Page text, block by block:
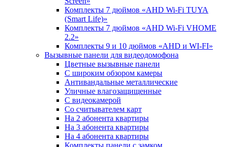
Комплекты 7 дюймов «AHD Wi-Fi TUYA
(Smart Life)»
Комплекты 7 дюймов «AHD Wi-Fi VHOME
2.2»
Комплекты 9 и 10 дюймов «AHD и WI-FI»
Вызывные панели для видеодомофона
Цветные вызывные панели
С широким обзором камеры
Антивандальные металлические
Уличные влагозащищенные
С видеокамерой
Со считывателем карт
На 2 абонента квартиры
На 3 абонента квартиры
На 4 абонента квартиры
Комплекты панели с замком